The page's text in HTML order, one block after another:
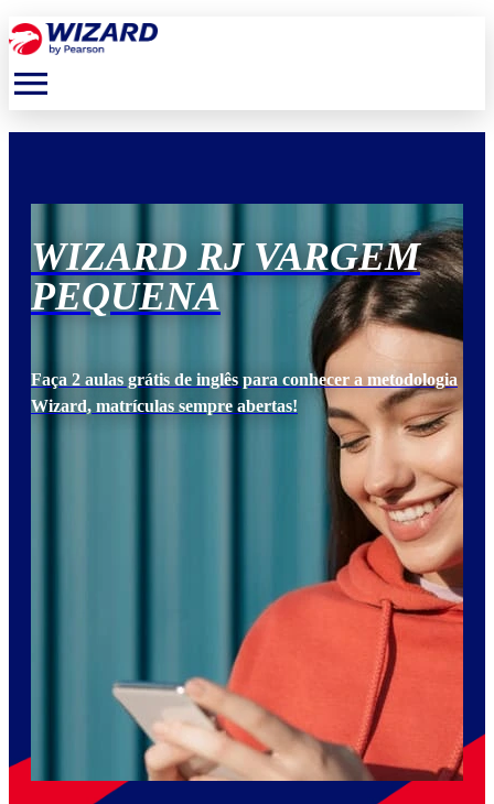
menu
WIZARD RJ VARGEM
PEQUENA
Faça 2 aulas grátis de inglês para conhecer a metodologia
Wizard, matrículas sempre abertas!